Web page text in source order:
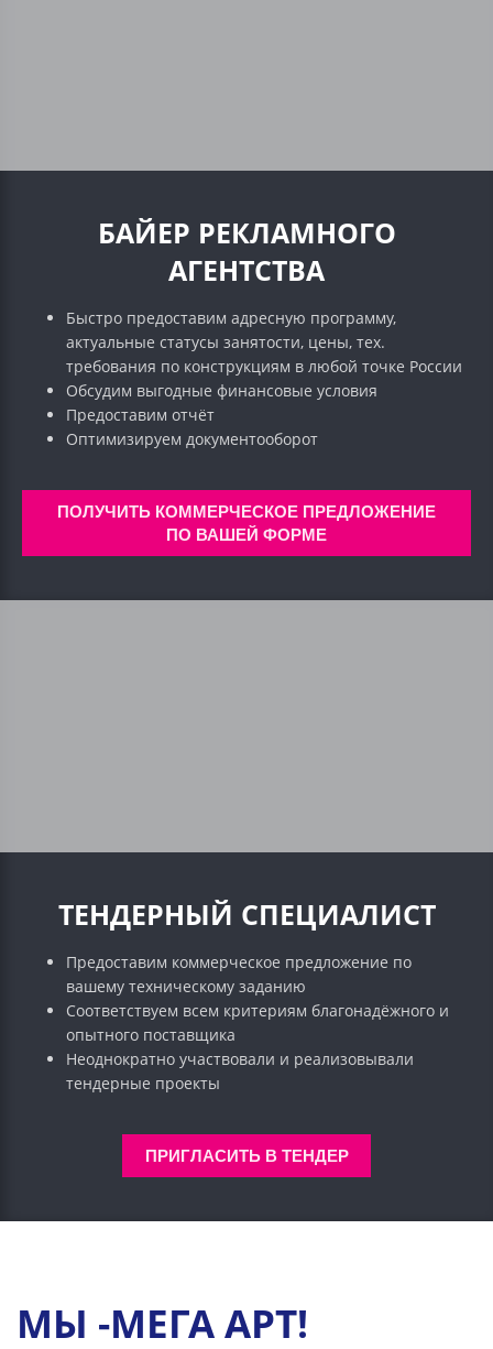
БАЙЕР РЕКЛАМНОГО
АГЕНТСТВА
Быстро предоставим адресную программу,
актуальные статусы занятости, цены, тех.
требования по конструкциям в любой точке России
Обсудим выгодные финансовые условия
Предоставим отчёт
Оптимизируем документооборот
ПОЛУЧИТЬ КОММЕРЧЕСКОЕ ПРЕДЛОЖЕНИЕ
ПО ВАШЕЙ ФОРМЕ
ТЕНДЕРНЫЙ СПЕЦИАЛИСТ
Предоставим коммерческое предложение по
вашему техническому заданию
Соответствуем всем критериям благонадёжного и
опытного поставщика
Неоднократно участвовали и реализовывали
тендерные проекты
ПРИГЛАСИТЬ В ТЕНДЕР
МЫ -МЕГА АРТ!